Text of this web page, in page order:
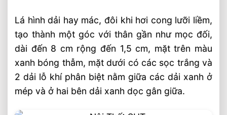
Lá hình dải hay mác, đôi khi hơi cong lưỡi liềm,
tạo thành một góc với thân gần như mọc đối,
dài đến 8 cm rộng đến 1,5 cm, mặt trên màu
xanh bóng thẫm, mặt dưới có các sọc trắng và
2 dải lỗ khí phân biệt nằm giữa các dải xanh ở
mép và ở hai bên dải xanh dọc gân giữa.